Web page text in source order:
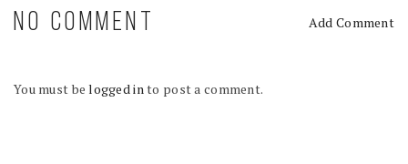
NO COMMENT Add Comment
You must belogged into post a comment.